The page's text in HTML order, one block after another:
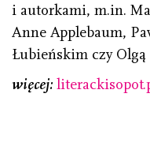
i autorkami, m.in.
Anne Applebaum,
Łubieńskim czy
więcej: